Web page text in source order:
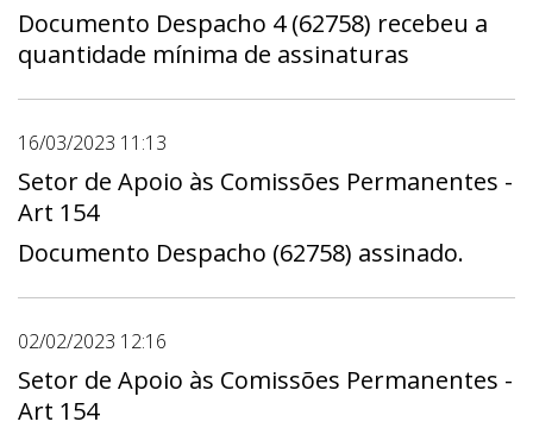
Documento Despacho 4 (62758) recebeu a
quantidade mínima de assinaturas
16/03/2023 11:13
Setor de Apoio às Comissões Permanentes -
Art 154
Documento Despacho (62758) assinado.
02/02/2023 12:16
Setor de Apoio às Comissões Permanentes -
Art 154